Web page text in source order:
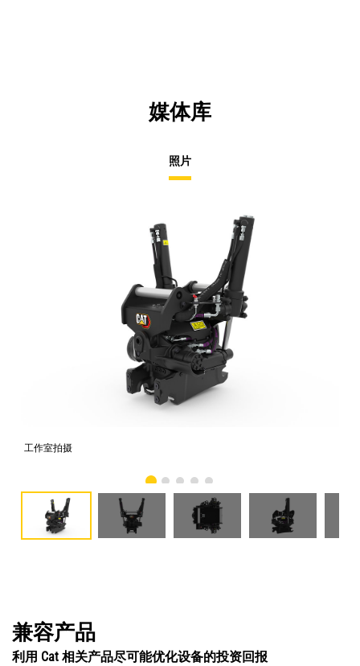
媒体库
照片
工作室拍摄
兼容产品
利用 Cat 相关产品尽可能优化设备的投资回报